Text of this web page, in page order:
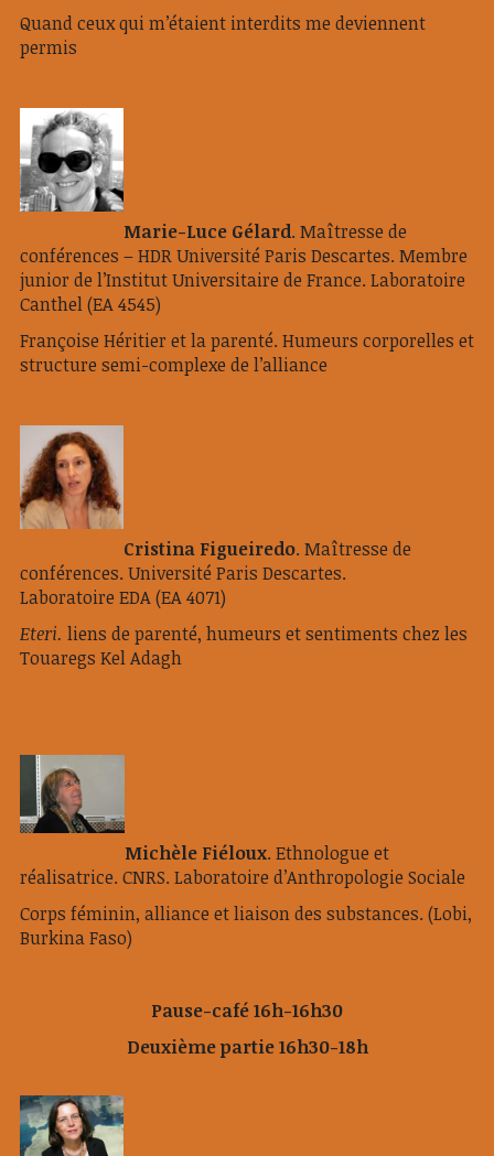
Quand ceux qui m’étaient interdits me deviennent
permis
Marie-Luce Gélard. Maîtresse de
conférences – HDR Université Paris Descartes. Membre
junior de l’Institut Universitaire de France. Laboratoire
Canthel (EA 4545)
Françoise Héritier et la parenté. Humeurs corporelles et
structure semi-complexe de l’alliance
Cristina Figueiredo. Maîtresse de
conférences. Université Paris Descartes.
Laboratoire EDA (EA 4071)
Eteri. liens de parenté, humeurs et sentiments chez les
Touaregs Kel Adagh
Michèle Fiéloux. Ethnologue et
réalisatrice. CNRS. Laboratoire d’Anthropologie Sociale
Corps féminin, alliance et liaison des substances. (Lobi,
Burkina Faso)
Pause-café 16h-16h30
Deuxième partie 16h30-18h